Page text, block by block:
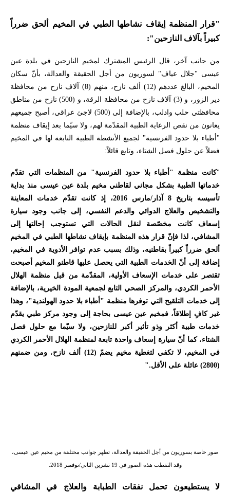
"قرار المنظمة إيقاف نشاطها الطبي في المخيم ألحق ضرراً
كبيراً بآلاف النازحين":
من جانب آخر، قال الرئيس المشترك لمخيم النازحين في بلدة عين
عيسى "جلال عياف" لسوريون من أجل الحقيقة والعدالة، بأنّ سكان
المخيم، البالغ عددهم (12) ألف نازح، منهم (8) آلاف نازح من محافظة
دير الزور، و (3) آلاف نازح من محافظة الرقة، و (500) نازح من مناطق
محافظتي حلب و ادلب
، بالإضافة إلى (500) لاجئ عراقي، أصبح جميعهم
يعانون من نقص الرعاية الطبية المقدّمة لهم، ولا سيّما بعد إيقاف منظمة
"أطباء بلا حدود الفرنسية" لجميع الأنشطة الطبية التابعة لها في المخيم
فضلاً عن حلول فصل الشتاء، وتابع قائلاً:
"كانت منظمة "أطباء بلا حدود الفرنسية" من المنظمات التي تقدّم
خدماتها الطبية بشكل مجاني لقاطني مخيم بلدة عين عيسى منذ بداية
تأسيسه بتاريخ 8 آذار/مارس 2016، إذ كانت تقدّم خدمات المعاينة
والتشخيص والعلاج الدوائي والدعم النفسي، إلى جانب وجود سيارة
إسعاف كانت مخصّصة لنقل الحالات التي تستوجب إحالتها إلى
المشافي، لذا فإنّ قرار هذه المنظمة بإيقاف نشاطها الطبي في المخيم
ألحق ضرراً كبيراً بقاطنيه، وذلك بسبب عدم توافر الأدوية في المخيم،
إضافة إلى أنّ الخدمات الطبية التي يحصل عليها قاطنو المخيم أصبحت
تقتصر على خدمات الإسعاف الأولية، المقدّمة من قبل منظمة الهلال
الأحمر الكردي، والمركز الصحي التابع لجمعية المودة
الخيرية، بالإضافة
إلى خدمات التلقيح التي توفرها منظمة "أطباء بلا حدود الهولندية"، وهذا
غير كافٍ إطلاقاً، فمخيم عين عيسى بحاجة إلى وجود مركز طبي يقدّم
خدمات طبية أكثر وذو تأثير أكبر للنازحين، ولا سيّما مع حلول فصل
الشتاء،كما أنّ سيارة إسعاف واحدة تابعة لمنظمة الهلال الأحمر الكردي
في المخيم، لا تكفي لتغطية مخيم يضمّ (12) ألف نازح
،ومن ضمنهم
(2800) عائلة على الأقل."
صور خاصة بسوريون من أجل الحقيقة والعدالة، تظهر جوانب مختلفة من مخيم عين عيسى،
وقد التقطت هذه الصور في 19 تشرين الثاني/نوفمبر 2018.
لا يستطيعون تحمل نفقات الطبابة والعلاج في المشافي